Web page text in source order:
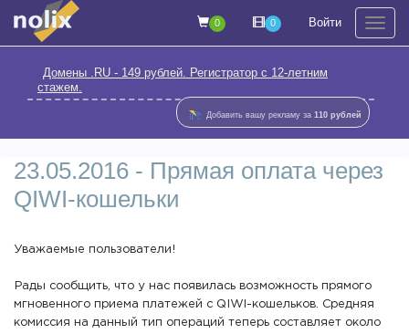
0 0 Войти
Домены .RU - 149 рублей. Регистратор с 12-летним
стажем.
Добавить вашу рекламу за110 рублей
23.05.2016 - Прямая оплата через
QIWI-кошельки
Уважаемые пользователи!
Рады сообщить, что у нас появилась возможность прямого
мгновенного приема платежей с QIWI-кошельков. Средняя
комиссия на данный тип операций теперь составляет около